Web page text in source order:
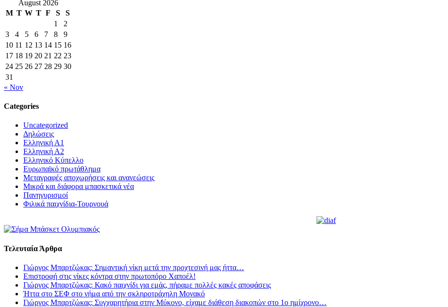
August 2026
M T W T F S
S
1
2
3
4 5 6 7 8
9
10 11 12 13 14 15 16
17 18 19 20 21 22 23
24 25 26 27 28 29 30
31
« Nov
Categories
Uncategorized
Δηλώσεις
Ελληνική Α1
Ελληνική Α2
Ελληνικό Κύπελλο
Ευρωπαϊκό πρωτάθλημα
Μεταγραφές αποχωρήσεις και ανανεώσεις
Μικρά και διάφορα μπασκετικά νέα
Πανηγυρισμοί
Φιλικά παιχνίδια-Τουρνουά
Τελευταία Άρθρα
Γιώργος Μπαρτζώκας: Σημαντική νίκη μετά την προχτεσινή μας ήττα…
Επιστροφή στις νίκες κόντρα στην πρωτοπόρο Χαποέλ!
Γιώργος Μπαρτζώκας: Κακό παιχνίδι για εμάς, πήραμε πολλές κακές αποφάσεις
Ήττα στο ΣΕΦ στο νήμα από την σκληροτράχηλη Μονακό
Γιώργος Μπαρτζώκας: Συγχαρητήρια στην Μύκονο, είχαμε διάθεση διακοπών στο 1ο ημίχρονο…